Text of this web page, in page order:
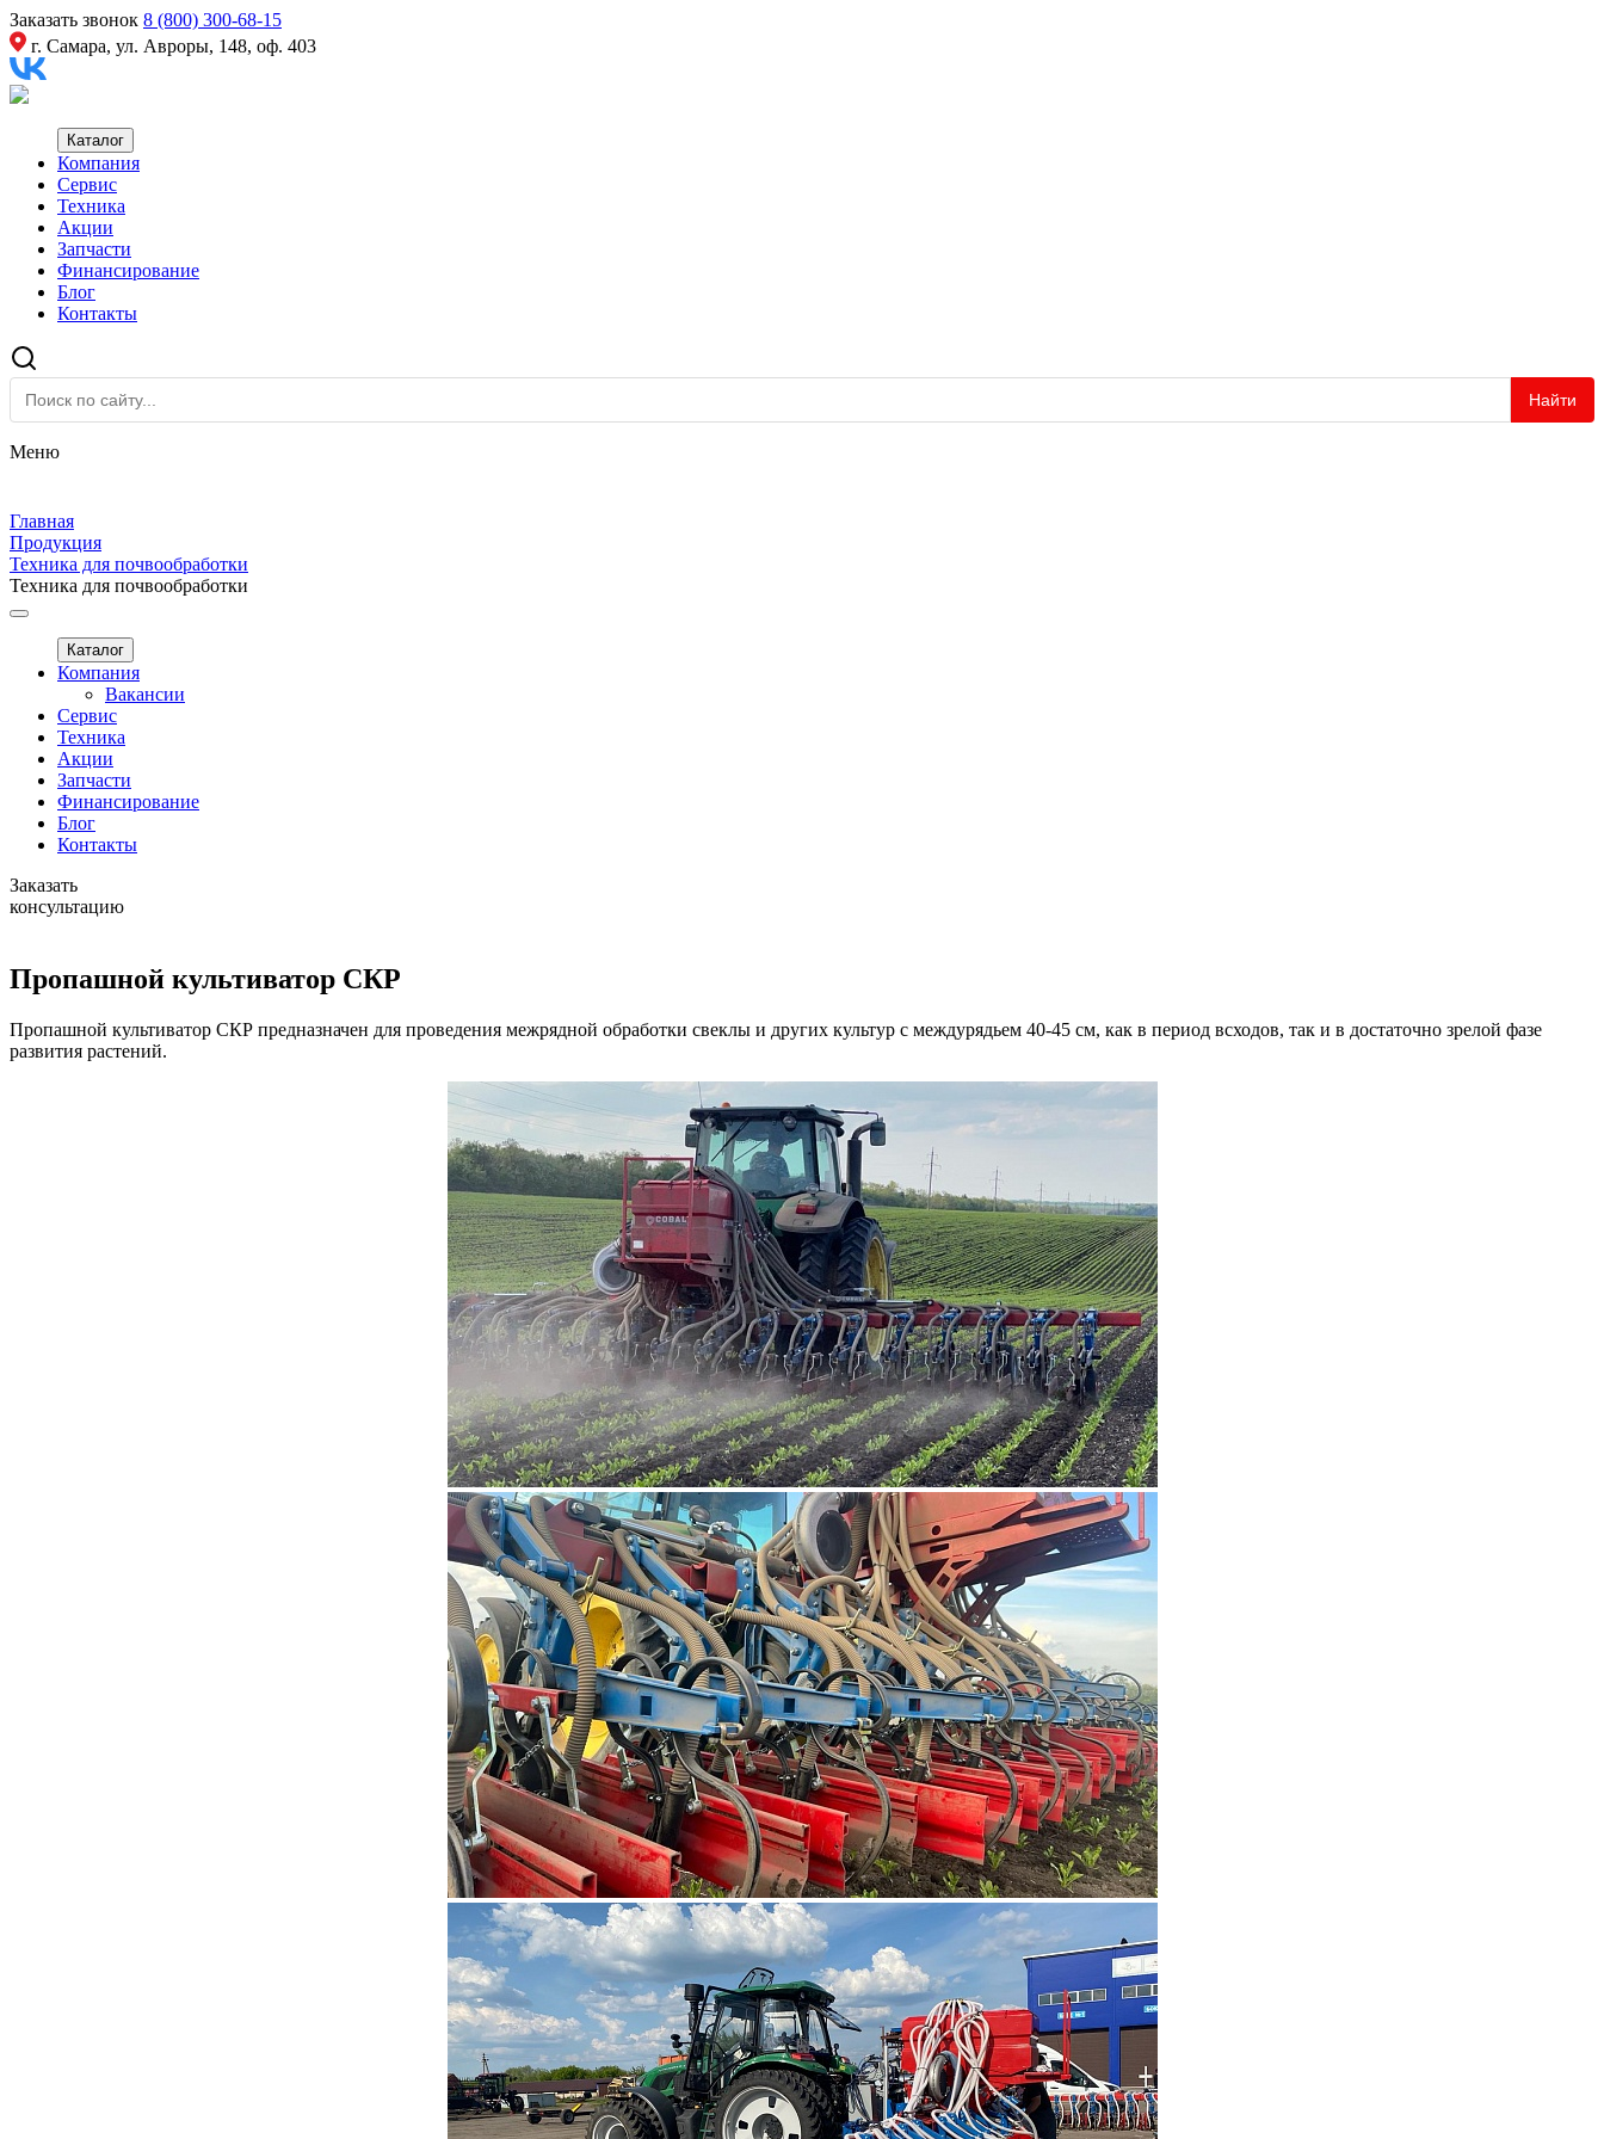
Заказать звонок 8 (800) 300-68-15
г. Самара, ул. Авроры, 148, оф. 403
Каталог
Компания
Сервис
Техника
Акции
Запчасти
Финансирование
Блог
Контакты
Найти
Меню
Главная
Продукция
Техника для почвообработки
Техника для почвообработки
Каталог
Компания
Вакансии
Сервис
Техника
Акции
Запчасти
Финансирование
Блог
Контакты
Заказать
консультацию
Пропашной культиватор СКР
Пропашной культиватор СКР предназначен для проведения межрядной обработки свеклы и других культур с междурядьем 40-45 см, как в период всходов, так и в достаточно зрелой фазе
развития растений.